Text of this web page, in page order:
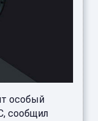
особый
сообщил